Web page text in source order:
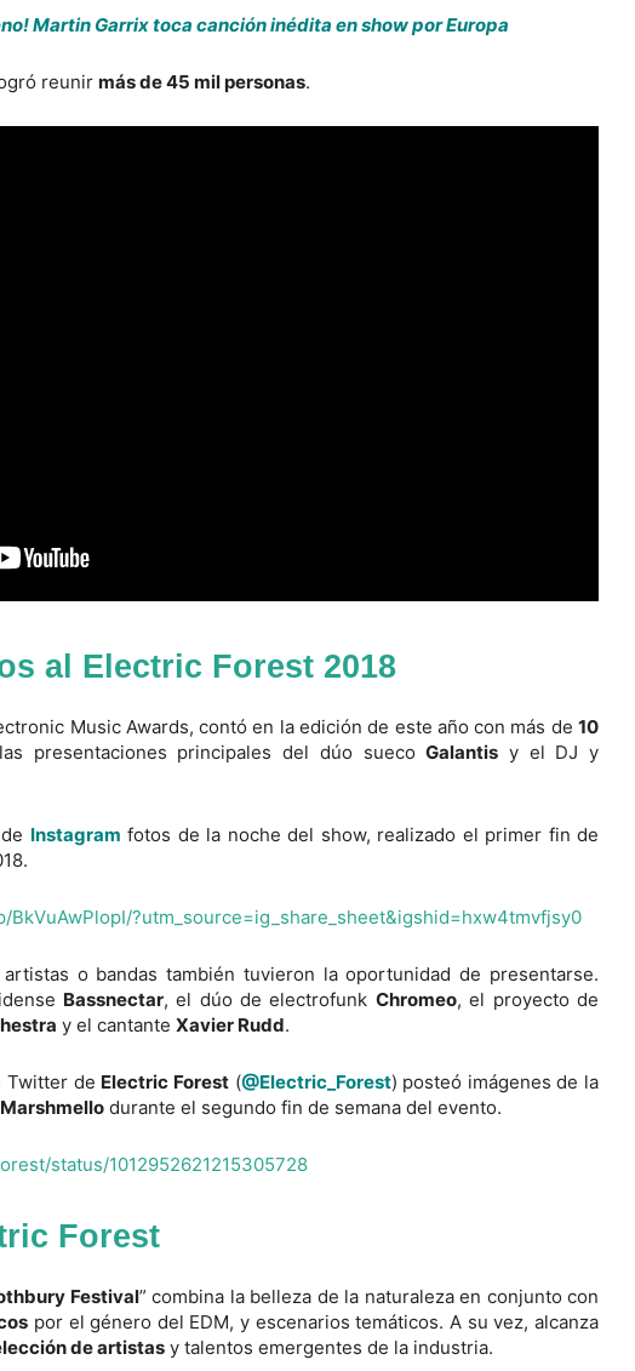
Martin Garrix toca canción inédita en show por Europa
reunir más de 45 mil personas.
al Electric Forest 2018
Music Awards, contó en la edición de este año con más de 10
presentaciones principales del dúo suecoGalantis y el DJ y
Instagram fotos de la noche del show, realizado el primer fin de
BkVuAwPlopI/?utm_source=ig_share_sheet&igshid=hxw4tmvfjsy0
o bandas también tuvieron la oportunidad de presentarse.
Bassnectar, el dúo de electrofunk Chromeo, el proyecto de
y el cantante Xavier Rudd.
Twitter de Electric Forest(@Electric_Forest) posteó imágenes de la
Marshmello durante el segundo fin de semana del evento.
status/1012952621215305728
Forest
Festival” combina la belleza de la naturaleza en conjunto con
por el género del EDM, y escenarios temáticos. A su vez, alcanza
de artistas y talentos emergentes de la industria.